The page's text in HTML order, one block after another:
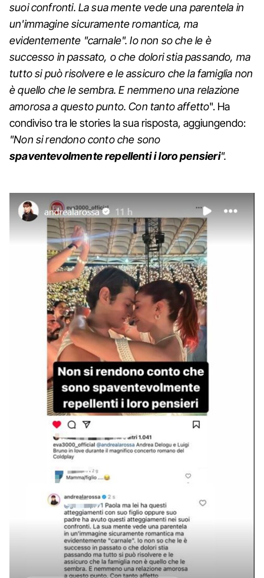
suoi confronti. La sua mente vede una parentela in
un'immagine sicuramente romantica, ma
evidentemente "carnale". Io non so che le è
successo in passato, o che dolori stia passando, ma
tutto si può risolvere e le assicuro che la famiglia non
è quello che le sembra. E nemmeno una relazione
amorosa a questo punto. Con tanto affetto". Ha
condiviso tra le stories la sua risposta, aggiungendo:
"Non si rendono conto che sono
spaventevolmente repellenti i loro pensieri".